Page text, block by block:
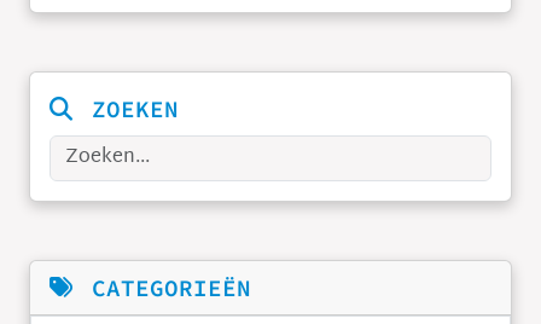
ZOEKEN
Zoeken
CATEGORIEËN